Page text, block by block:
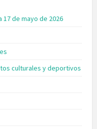
17 de mayo de 2026
culturales y deportivos